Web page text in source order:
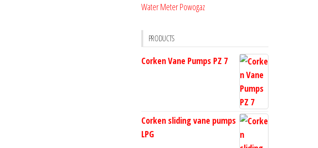
Water Meter Powogaz
PRODUCTS
Corken Vane Pumps PZ 7
Corken sliding vane pumps
LPG